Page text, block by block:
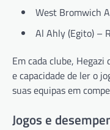
West Bromwich
Al Ahly (Egito) –
Em cada clube,
e capacidade de ler o
suas equipas em
Jogos e